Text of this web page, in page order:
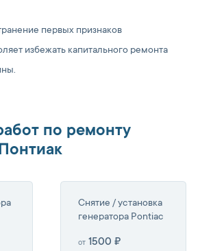
первых признаков
избежать капитального ремонта
по ремонту
Снятие / установка
генератора Pontiac
от 1500 ₽